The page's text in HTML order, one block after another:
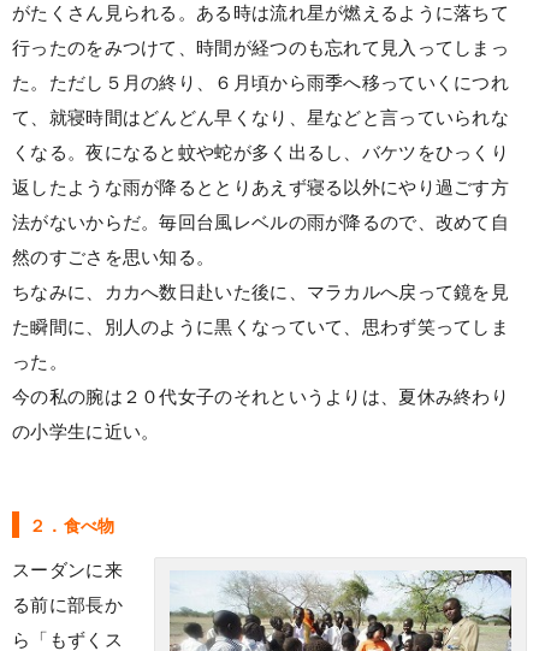
がたくさん見られる。ある時は流れ星が燃えるように落ちて
行ったのをみつけて、時間が経つのも忘れて見入ってしまっ
た。ただし５月の終り、６月頃から雨季へ移っていくにつれ
て、就寝時間はどんどん早くなり、星などと言っていられな
くなる。夜になると蚊や蛇が多く出るし、バケツをひっくり
返したような雨が降るととりあえず寝る以外にやり過ごす方
法がないからだ。毎回台風レベルの雨が降るので、改めて自
然のすごさを思い知る。
ちなみに、カカへ数日赴いた後に、マラカルへ戻って鏡を見
た瞬間に、別人のように黒くなっていて、思わず笑ってしま
った。
今の私の腕は２０代女子のそれというよりは、夏休み終わり
の小学生に近い。
２．食べ物
スーダンに来
る前に部長か
ら「もずくス